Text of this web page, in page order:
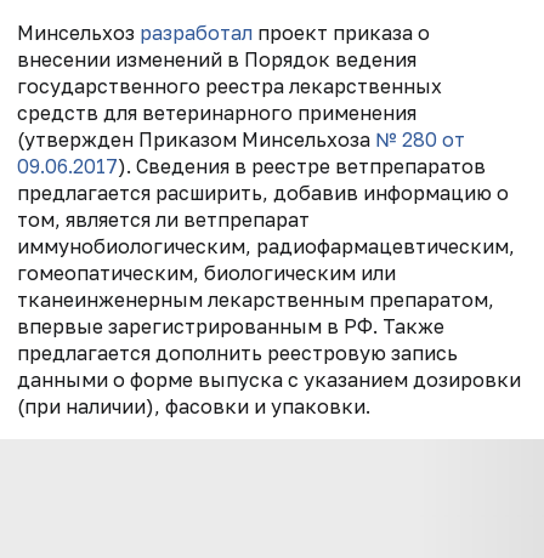
Минсельхоз разработал проект приказа о
внесении изменений в Порядок ведения
государственного реестра лекарственных
средств для ветеринарного применения
(утвержден Приказом Минсельхоза № 280 от
09.06.2017). Сведения в реестре ветпрепаратов
предлагается расширить, добавив информацию о
том, является ли ветпрепарат
иммунобиологическим, радиофармацевтическим,
гомеопатическим, биологическим или
тканеинженерным лекарственным препаратом,
впервые зарегистрированным в РФ. Также
предлагается дополнить реестровую запись
данными о форме выпуска с указанием дозировки
(при наличии), фасовки и упаковки.